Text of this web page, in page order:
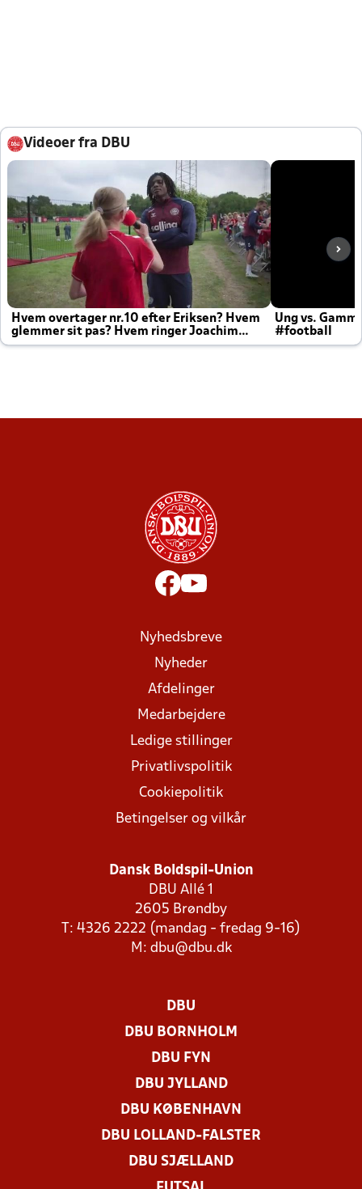
Videoer fra DBU
Hvem overtager nr.10 efter Eriksen? Hvem
glemmer sit pas? Hvem ringer Joachim
altid til efter kampe?
Ung vs.
#football
Nyhedsbreve
Nyheder
Afdelinger
Medarbejdere
Ledige stillinger
Privatlivspolitik
Cookiepolitik
Betingelser og vilkår
Dansk Boldspil-Union
DBU Allé 1
2605 Brøndby
T: 4326 2222 (mandag - fredag 9-16)
M: dbu@dbu.dk
DBU
DBU BORNHOLM
DBU FYN
DBU JYLLAND
DBU KØBENHAVN
DBU LOLLAND-FALSTER
DBU SJÆLLAND